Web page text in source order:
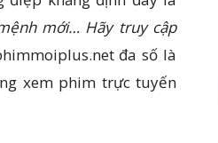
mới… Hãy truy cập
đa số là
xem phim trực tuyến